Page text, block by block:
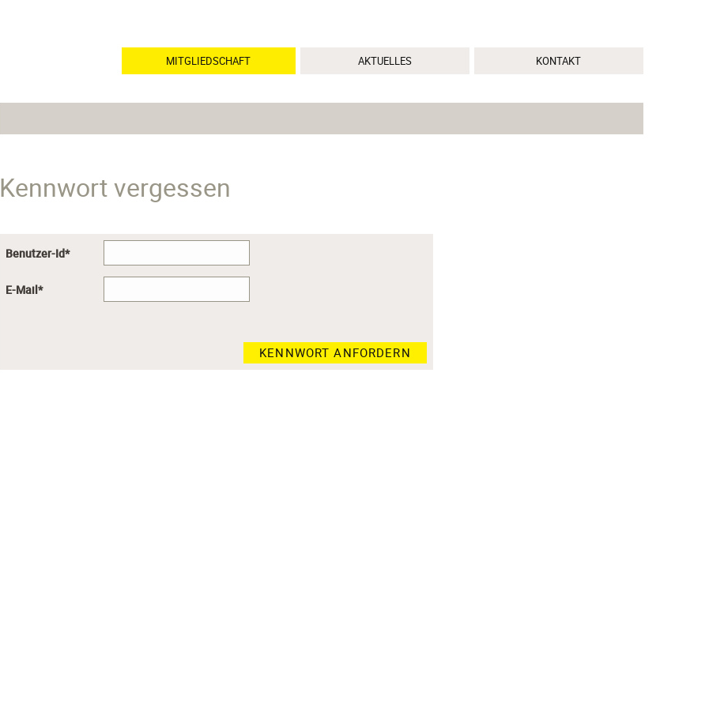
MITGLIEDSCHAFT AKTUELLES KONTAKT
Kennwort vergessen
Benutzer-Id*
E-Mail*
KENNWORT ANFORDERN